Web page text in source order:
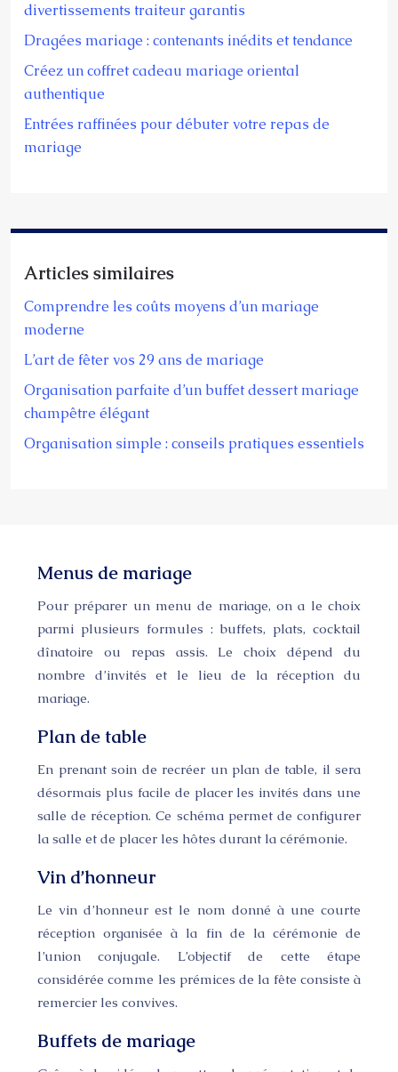
divertissements traiteur garantis
Dragées mariage : contenants inédits et tendance
Créez un coffret cadeau mariage oriental
authentique
Entrées raffinées pour débuter votre repas de
mariage
Articles similaires
Comprendre les coûts moyens d’un mariage
moderne
L’art de fêter vos 29 ans de mariage
Organisation parfaite d’un buffet dessert mariage
champêtre élégant
Organisation simple : conseils pratiques essentiels
Menus de mariage
Pour préparer un menu de mariage, on a le choix
parmi plusieurs formules : buffets, plats, cocktail
dînatoire ou repas assis. Le choix dépend du
nombre d’invités et le lieu de la réception du
mariage.
Plan de table
En prenant soin de recréer un plan de table, il sera
désormais plus facile de placer les invités dans une
salle de réception. Ce schéma permet de configurer
la salle et de placer les hôtes durant la cérémonie.
Vin d’honneur
Le vin d’honneur est le nom donné à une courte
réception organisée à la fin de la cérémonie de
l’union conjugale. L’objectif de cette étape
considérée comme les prémices de la fête consiste à
remercier les convives.
Buffets de mariage